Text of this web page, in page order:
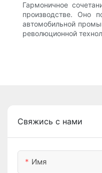
Гармоничное
производстве. Оно
автомобильной
революционной
Свяжись с нами
Имя